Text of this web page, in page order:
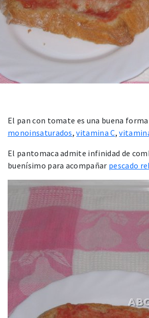
El pan con tomate es una buena
monoinsaturados,vitamina C,
El pantomaca admite infinidad de
buenísimo para acompañar pescado